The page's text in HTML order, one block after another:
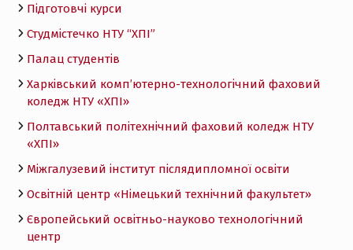
Підготовчі курси
Студмістечко НТУ “ХПІ”
Палац студентів
Харківський комп’ютерно-технологічний фаховий
коледж НТУ «ХПI»
Полтавський політехнічний фаховий коледж НТУ
«ХПI»
Міжгалузевий інститут післядипломної освіти
Освітній центр «Німецький технічний факультет»
Європейський освітньо-науково технологічний
центр